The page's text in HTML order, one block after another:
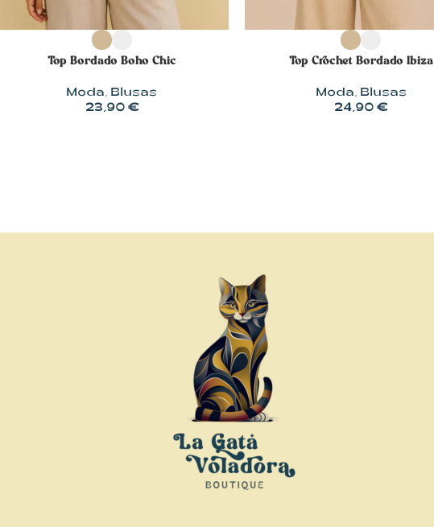
SELECCIONAR OPCIONES
Top Bordado Boho Chic
Moda, Blusas
23,90 €
SELECCIONAR OPCIONES
Top Crochet Bordado Ibiza
Moda, Blusas
24,90 €